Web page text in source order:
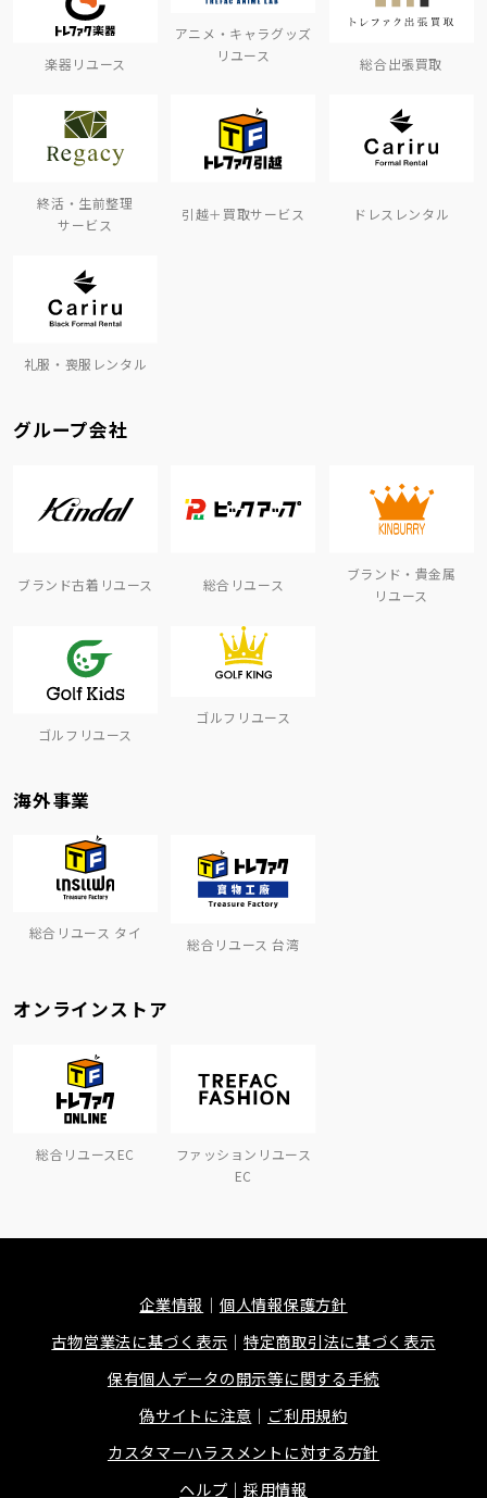
楽器リユース
アニメ・キャラグッズ
リユース
総合出張買取
終活・生前整理
サービス
引越＋買取サービス ドレスレンタル
礼服・喪服レンタル
グループ会社
ブランド古着リユース 総合リユース
ブランド・貴金属
リユース
ゴルフリユース
ゴルフリユース
海外事業
総合リユース タイ
総合リユース 台湾
オンラインストア
総合リユースEC
ファッションリユース
EC
企業情報
個人情報保護方針
古物営業法に基づく表示
特定商取引法に基づく表示
保有個人データの開示等に関する手続
偽サイトに注意
ご利用規約
カスタマーハラスメントに対する方針
ヘルプ
採用情報